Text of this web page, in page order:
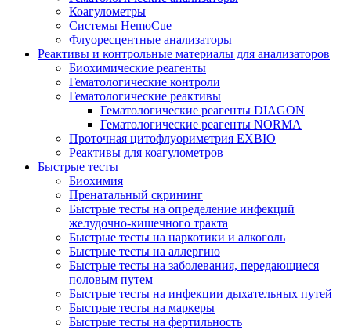
Коагулометры
Системы HemoCue
Флуоресцентные анализаторы
Реактивы и контрольные материалы для анализаторов
Биохимические реагенты
Гематологические контроли
Гематологические реактивы
Гематологические реагенты DIAGON
Гематологические реагенты NORMA
Проточная цитофлуориметрия EXBIO
Реактивы для коагулометров
Быстрые тесты
Биохимия
Пренатальный скрининг
Быстрые тесты на определение инфекций
желудочно-кишечного тракта
Быстрые тесты на наркотики и алкоголь
Быстрые тесты на аллергию
Быстрые тесты на заболевания, передающиеся
половым путем
Быстрые тесты на инфекции дыхательных путей
Быстрые тесты на маркеры
Быстрые тесты на фертильность